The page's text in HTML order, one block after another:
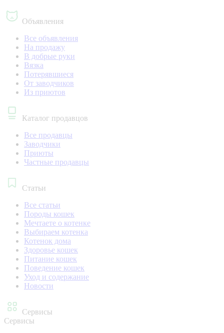
Объявления
Все объявления
На продажу
В добрые руки
Вязка
Потерявшиеся
От заводчиков
Из приютов
Каталог продавцов
Все продавцы
Заводчики
Приюты
Частные продавцы
Статьи
Все статьи
Породы кошек
Мечтаете о котенке
Выбираем котенка
Котенок дома
Здоровье кошек
Питание кошек
Поведение кошек
Уход и содержание
Новости
Сервисы
Сервисы